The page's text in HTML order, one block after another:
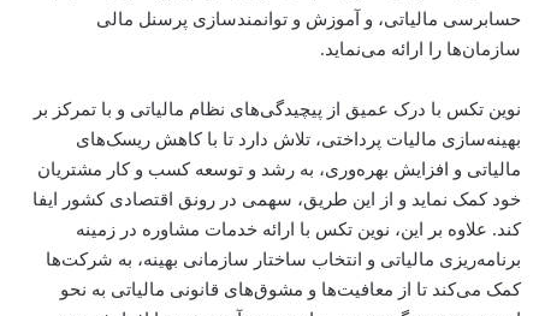
حسابرسی مالیاتی، و آموزش و توانمندسازی پرسنل مالی
سازمان‌ها را ارائه می‌نماید.
نوین تکس با درک عمیق از پیچیدگی‌های نظام مالیاتی و با تمرکز بر
بهینه‌سازی مالیات پرداختی، تلاش دارد تا با کاهش ریسک‌های
مالیاتی و افزایش بهره‌وری، به رشد و توسعه کسب و کار مشتریان
خود کمک نماید و از این طریق، سهمی در رونق اقتصادی کشور ایفا
کند. علاوه بر این، نوین تکس با ارائه خدمات مشاوره در زمینه
برنامه‌ریزی مالیاتی و انتخاب ساختار سازمانی بهینه، به شرکت‌ها
کمک می‌کند تا از معافیت‌ها و مشوق‌های قانونی مالیاتی به نحو